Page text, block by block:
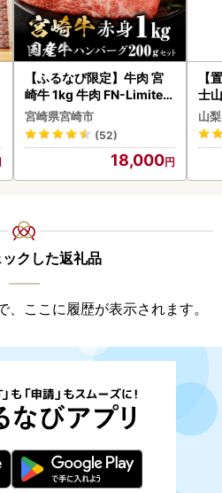
【ふるなび限定】牛肉 宮
崎牛 1kg 牛肉 FN-Limited
-VO
宮崎県宮崎市
(52)
18,000
【
士
180
山
クした返礼品
ここに履歴が表示されます。